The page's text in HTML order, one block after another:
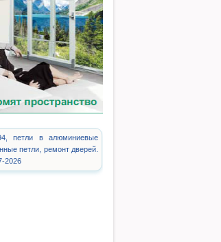
петли в алюминиевые
петли, ремонт дверей.
2026